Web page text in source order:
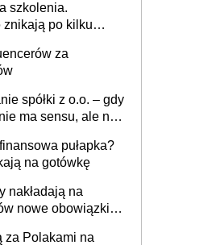
szkolenia.
znikają po kilku
za
spółki z o.o. – gdy
ma sensu, ale nie
pułapka?
na gotówkę
nakładają na
nowe obowiązki w
za Polakami na